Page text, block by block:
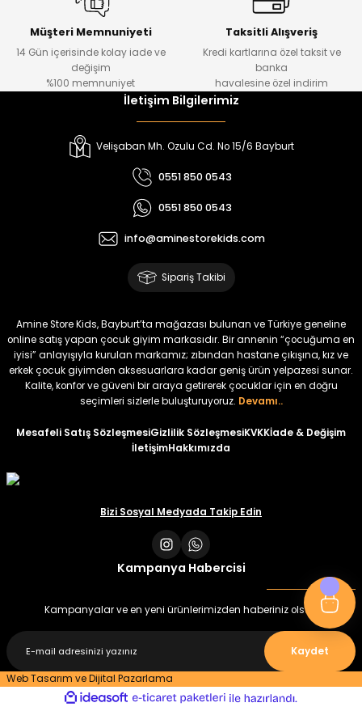
Urban Kız Çocuk Süveterli Tunik Gömlek Navi Kız Çocuk Kot Pantolon
₺ 650
Melra Kız Çocuk Kot Pantolon
%15
Tivon Kız Çocuk 3’lü Takım
₺ 2.340
Koren Kız Çocuk ve Bebek Tayt
₺ 320
₺ 250
Yeni
Koren Kız Çocuk ve Bebek Tayt
₺ 320
₺ 250
%22
Koren Kız Çocuk ve Bebek Tayt
₺ 250
%22
Koren Kız Çocuk ve Bebek Tayt
₺ 320
Müşteri Memnuniyeti
14 Gün içerisinde kolay iade ve
değişim
%100 memnuniyet
Taksitli Alışveriş
Kredi kartlarına özel taksit ve
banka
havalesine özel indirim
İletişim Bilgilerimiz
Velişaban Mh. Ozulu Cd. No 15/6 Bayburt
0551 850 0543
0551 850 0543
info@aminestorekids.com
Sipariş Takibi
Amine Store Kids, Bayburt’ta mağazası bulunan ve Türkiye geneline
online satış yapan çocuk giyim markasıdır. Bir annenin “çocuğuma en
iyisi” anlayışıyla kurulan markamız; zıbından hastane çıkışına, kız ve
erkek çocuk giyimden aksesuarlara kadar geniş ürün yelpazesi sunar.
Kalite, konfor ve güveni bir araya getirerek çocuklar için en doğru
seçimleri sizlerle buluşturuyoruz. Devamı..
Mesafeli Satış SözleşmesiGizlilik SözleşmesiKVKKİade & Değişim
İletişimHakkımızda
Bizi Sosyal Medyada Takip Edin
Kampanya Habercisi
Kampanyalar ve en yeni ürünlerimizden haberiniz olsun
Kaydet
Web Tasarım ve Dijital Pazarlama
ideasoft
e-